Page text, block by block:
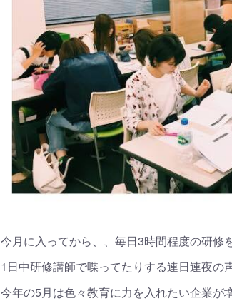
今月に入ってから、、毎日3時間程度の研修
1日中研修講師で喋ってたりする連日連夜
今年の5月は色々教育に力を入れたい企業が